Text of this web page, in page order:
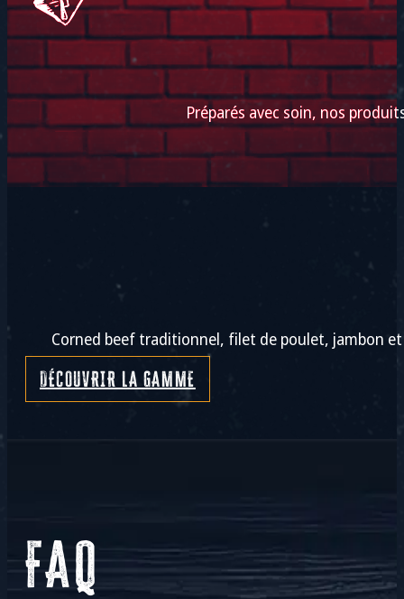
Préparés avec soin, nos
Corned beef traditionnel, filet de poulet, jambon
DÉCOUVRIR LA GAMME
FAQ